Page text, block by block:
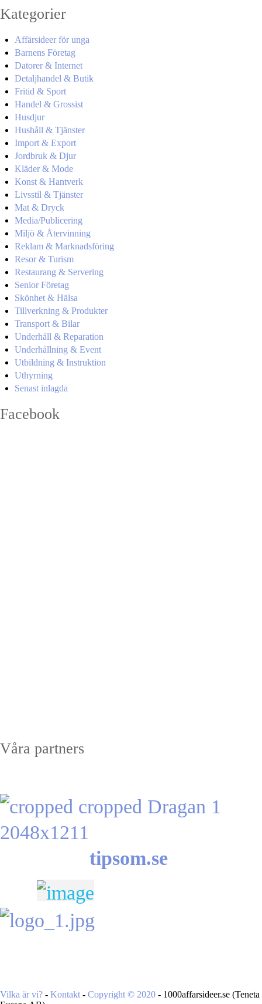
Kategorier
Affärsideer för unga
Barnens Företag
Datorer & Internet
Detaljhandel & Butik
Fritid & Sport
Handel & Grossist
Husdjur
Hushåll & Tjänster
Import & Export
Jordbruk & Djur
Kläder & Mode
Konst & Hantverk
Livsstil & Tjänster
Mat & Dryck
Media/Publicering
Miljö & Återvinning
Reklam & Marknadsföring
Resor & Turism
Restaurang & Servering
Senior Företag
Skönhet & Hälsa
Tillverkning & Produkter
Transport & Bilar
Underhåll & Reparation
Underhållning & Event
Utbildning & Instruktion
Uthyrning
Senast inlagda
Facebook
Våra partners
tipsom.se
Vilka är vi? - Kontakt - Copyright © 2020 - 1000affarsideer.se (Teneta